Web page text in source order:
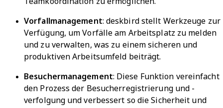
Vorfallmanagement: deskbird stellt Werkzeuge zur
Verfügung, um Vorfälle am Arbeitsplatz zu melden
und zu verwalten, was zu einem sicheren und
produktiven Arbeitsumfeld beiträgt.
Besuchermanagement: Diese Funktion vereinfacht
den Prozess der Besucherregistrierung und -
verfolgung und verbessert so die Sicherheit und